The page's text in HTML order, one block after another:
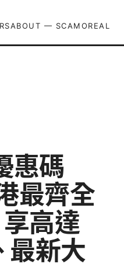
ABOUT — SCAMOREAL
惠碼
最齊全
高達
最新大